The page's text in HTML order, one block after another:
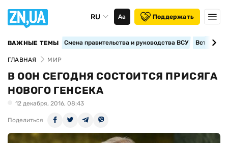
RU Аа Поддержать
ВАЖНЫЕ ТЕМЫ Смена правительства и руководства ВСУ
ГЛАВНАЯ МИР
В ООН СЕГОДНЯ СОСТОИТСЯ ПРИСЯГА
НОВОГО ГЕНСЕКА
12 декабря, 2016, 08:43
Поделиться